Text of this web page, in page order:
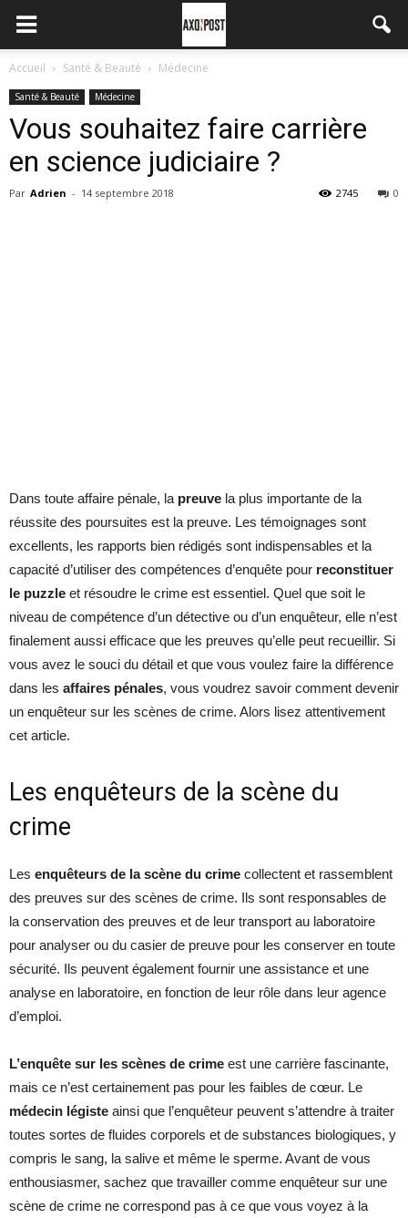
Accueil Santé & Beauté Médecine
Santé & Beauté Médecine
Vous souhaitez faire carrière
en science judiciaire ?
Par Adrien - 14 septembre 2018 0
2745
Dans toute affaire pénale, la preuve la plus importante de la
réussite des poursuites est la preuve. Les témoignages sont
excellents, les rapports bien rédigés sont indispensables et la
capacité d’utiliser des compétences d’enquête pour reconstituer
le puzzle et résoudre le crime est essentiel. Quel que soit le
niveau de compétence d’un détective ou d’un enquêteur, elle n’est
finalement aussi efficace que les preuves qu’elle peut recueillir. Si
vous avez le souci du détail et que vous voulez faire la différence
dans les affaires pénales, vous voudrez savoir comment devenir
un enquêteur sur les scènes de crime. Alors lisez attentivement
cet article.
Les enquêteurs de la scène du
crime
Les enquêteurs de la scène du crime collectent et rassemblent
des preuves sur des scènes de crime. Ils sont responsables de
la conservation des preuves et de leur transport au laboratoire
pour analyser ou du casier de preuve pour les conserver en toute
sécurité. Ils peuvent également fournir une assistance et une
analyse en laboratoire, en fonction de leur rôle dans leur agence
d’emploi.
L’enquête sur les scènes de crime est une carrière fascinante,
mais ce n’est certainement pas pour les faibles de cœur. Le
médecin légiste ainsi que l’enquêteur peuvent s’attendre à traiter
toutes sortes de fluides corporels et de substances biologiques, y
compris le sang, la salive et même le sperme. Avant de vous
enthousiasmer, sachez que travailler comme enquêteur sur une
scène de crime ne correspond pas à ce que vous voyez à la